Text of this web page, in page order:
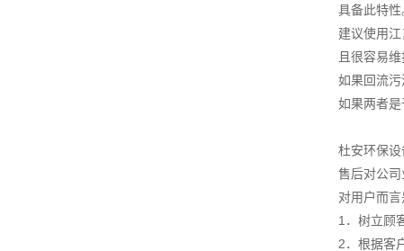
具备此特性
建议使用
且很容易
如果回流
如果两者
杜安环保
售后对公
对用户而
1．树立顾
2．根据客